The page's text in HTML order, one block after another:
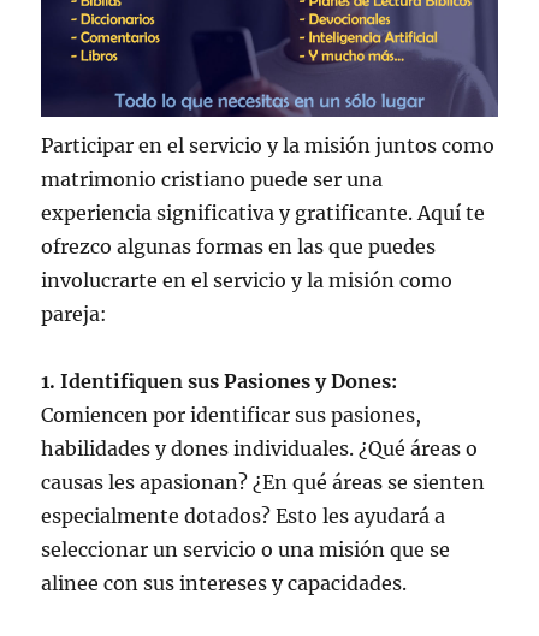
Participar en el servicio y la misión juntos como
matrimonio cristiano puede ser una
experiencia significativa y gratificante. Aquí te
ofrezco algunas formas en las que puedes
involucrarte en el servicio y la misión como
pareja:
1. Identifiquen sus Pasiones y Dones:
Comiencen por identificar sus pasiones,
habilidades y dones individuales. ¿Qué áreas o
causas les apasionan? ¿En qué áreas se sienten
especialmente dotados? Esto les ayudará a
seleccionar un servicio o una misión que se
alinee con sus intereses y capacidades.